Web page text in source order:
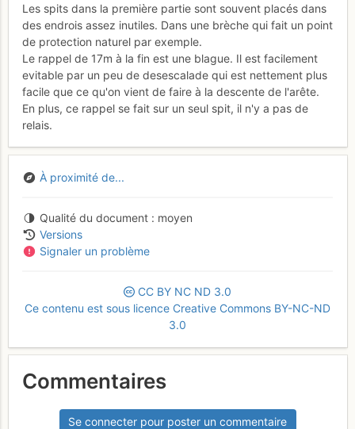
Les spits dans la première partie sont souvent placés dans
des endrois assez inutiles. Dans une brèche qui fait un point
de protection naturel par exemple.
Le rappel de 17m à la fin est une blague. Il est facilement
evitable par un peu de desescalade qui est nettement plus
facile que ce qu'on vient de faire à la descente de l'arête.
En plus, ce rappel se fait sur un seul spit, il n'y a pas de
relais.
À proximité de...
Qualité du document
moyen
Versions
Signaler un problème
CC BY NC ND 3.0
Ce contenu est sous licence Creative Commons BY-NC-ND
3.0
Commentaires
Se connecter pour poster un commentaire